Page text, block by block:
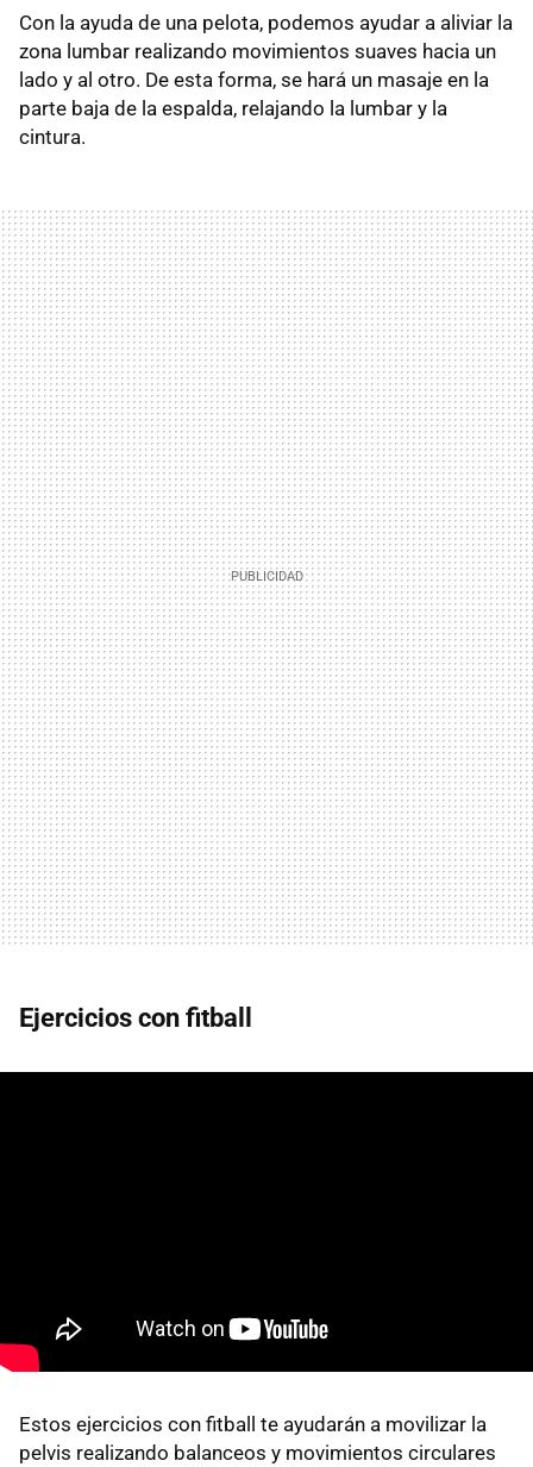
Con la ayuda de una pelota, podemos ayudar a aliviar la
zona lumbar realizando movimientos suaves hacia un
lado y al otro. De esta forma, se hará un masaje en la
parte baja de la espalda, relajando la lumbar y la
cintura.
Ejercicios con fitball
Estos ejercicios con fitball te ayudarán a movilizar la
pelvis realizando balanceos y movimientos circulares